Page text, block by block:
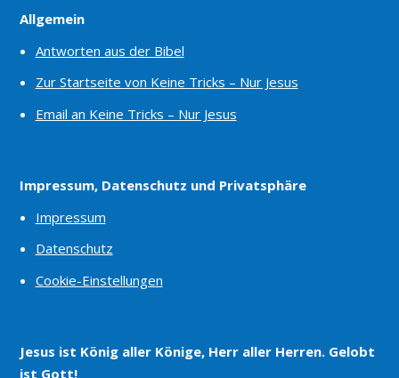
Allgemein
Antworten aus der Bibel
Zur Startseite von Keine Tricks – Nur Jesus
Email an Keine Tricks – Nur Jesus
Impressum, Datenschutz und Privatsphäre
Impressum
Datenschutz
Cookie-Einstellungen
Jesus ist König aller Könige, Herr aller Herren. Gelobt
ist Gott!